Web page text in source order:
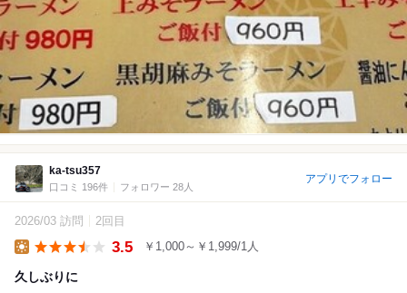
ka-tsu357
口コミ 196件 フォロワー 28人
アプリでフォロー
2026/03 訪問 2回目
3.5 ￥1,000～￥1,999/1人
久しぶりに